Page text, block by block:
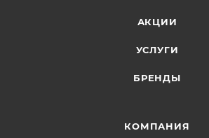
АКЦИИ
УСЛУГИ
БРЕНДЫ
КОМПАНИЯ